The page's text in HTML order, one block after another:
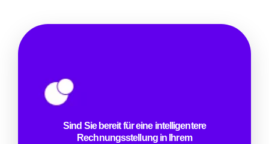
Sind Sie bereit für eine intelligentere
Rechnungsstellung in Ihrem